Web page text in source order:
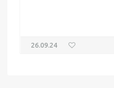
26.09.24